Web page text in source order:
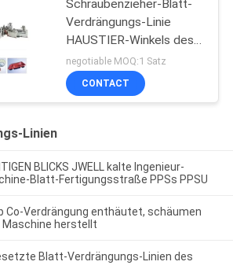
Schraubenzieher-Blatt-
Verdrängungs-Linie
HAUSTIER-Winkels des
Leistungshebels zwei
negotiable MOQ:1 Satz
CONTACT
Linien
BLICKS JWELL kalte Ingenieur-
Blatt-Fertigungsstraße PPSs PPSU
Co-Verdrängung enthäutet, schäumen
Maschine herstellt
Blatt-Verdrängungs-Linien des